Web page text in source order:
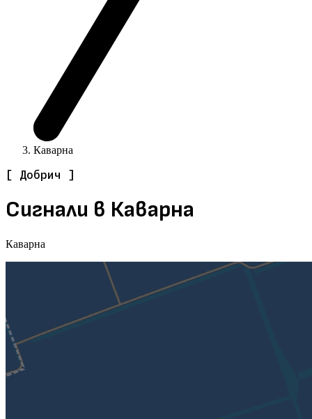
Каварна
[ Добрич ]
Сигнали в Каварна
Каварна